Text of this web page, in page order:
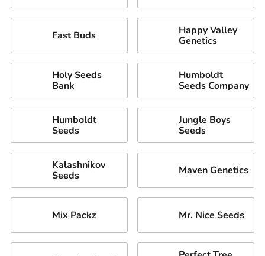
Fast Buds
Happy Valley
Genetics
Holy Seeds
Bank
Humboldt
Seeds Company
Humboldt
Seeds
Jungle Boys
Seeds
Kalashnikov
Seeds
Maven Genetics
Mix Packz Mr. Nice Seeds